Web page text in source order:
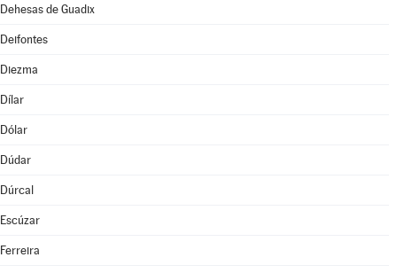
Dehesas de Guadix
Deifontes
Diezma
Dílar
Dólar
Dúdar
Dúrcal
Escúzar
Ferreira